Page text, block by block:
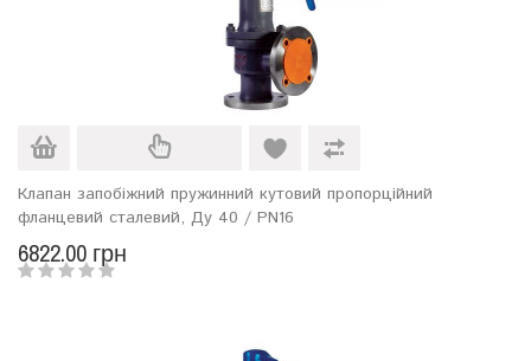
Клапан запобіжний пружинний кутовий пропорційний
фланцевий сталевий, Ду 40 / PN16
6822.00 грн